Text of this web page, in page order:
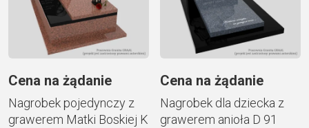
Cena na żądanie
Nagrobek pojedynczy z
grawerem Matki Boskiej K
Cena na żądanie
Nagrobek dla dziecka z
grawerem anioła D 91